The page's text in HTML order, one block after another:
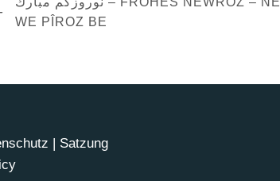
POST
WE PÎROZ BE
| Satzung